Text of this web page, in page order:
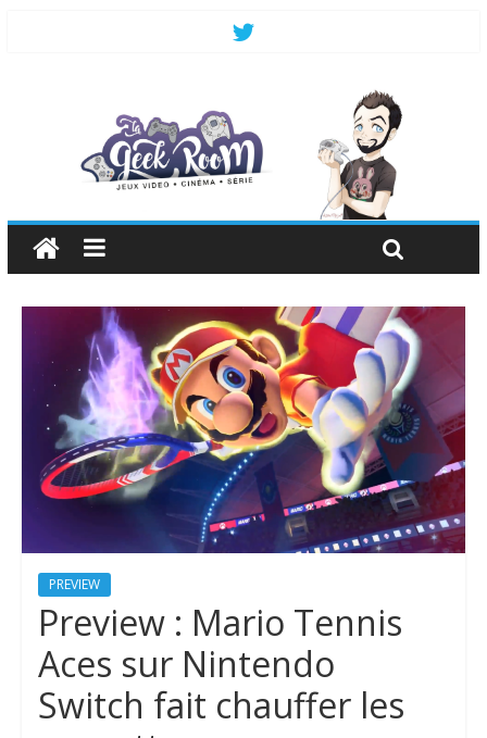
PREVIEW
Preview : Mario Tennis
Aces sur Nintendo
Switch fait chauffer les